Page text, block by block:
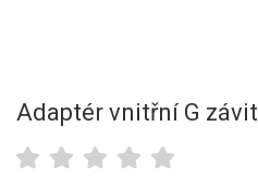
Adaptér vnitřní G závit